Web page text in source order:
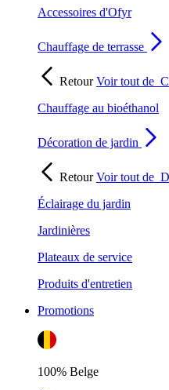
Accessoires d'Ofyr
Chauffage de terrasse
RetourVoir tout de
Chauffage au bioéthanol
Décoration de jardin
RetourVoir tout de
Éclairage du jardin
Jardinières
Plateaux de service
Produits d'entretien
Promotions
100% Belge